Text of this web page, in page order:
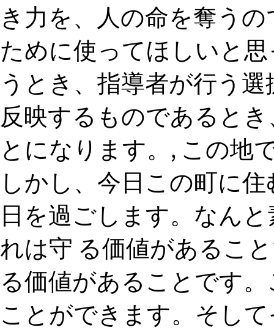
き力を、人の命を奪う
ために使ってほしいと
うとき、指導者が行う
反映するものであると
とになります。, この地
しかし、今日この町に
日を過ごします。なん
れは守 る価値があるこ
る価値があることです
ことができます。そし